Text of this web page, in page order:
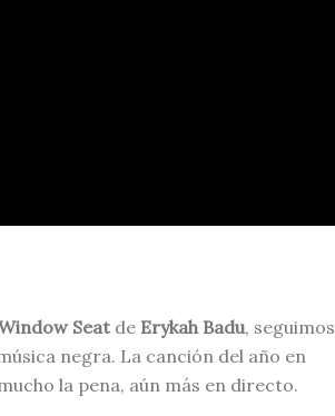
Seatde Erykah Badu, seguimos
negra. La canción del año en
la pena, aún más en directo.